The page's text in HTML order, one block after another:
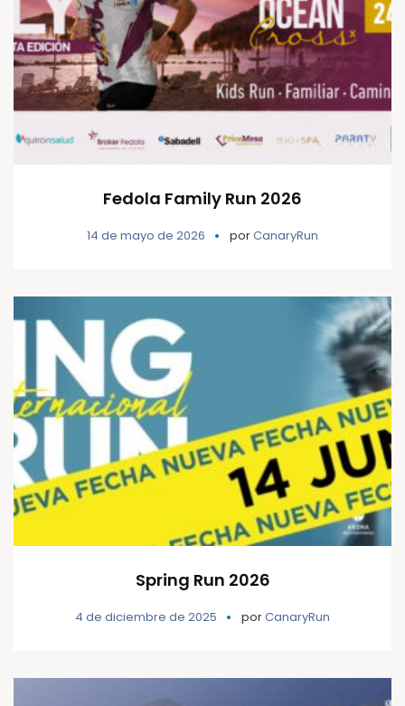
Fedola Family Run 2026
14 de mayo de 2026 porCanaryRun
Spring Run 2026
4 de diciembre de 2025 porCanaryRun